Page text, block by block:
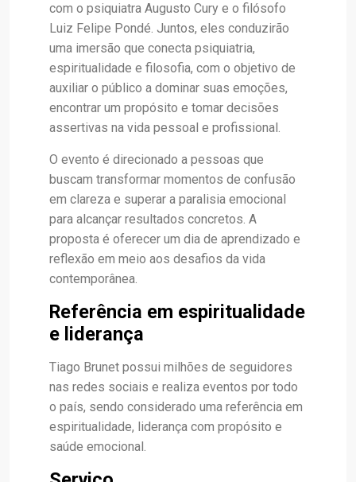
com o psiquiatra Augusto Cury e o filósofo
Luiz Felipe Pondé. Juntos, eles conduzirão
uma imersão que conecta psiquiatria,
espiritualidade e filosofia, com o objetivo de
auxiliar o público a dominar suas emoções,
encontrar um propósito e tomar decisões
assertivas na vida pessoal e profissional.
O evento é direcionado a pessoas que
buscam transformar momentos de confusão
em clareza e superar a paralisia emocional
para alcançar resultados concretos. A
proposta é oferecer um dia de aprendizado e
reflexão em meio aos desafios da vida
contemporânea.
Referência em espiritualidade
e liderança
Tiago Brunet possui milhões de seguidores
nas redes sociais e realiza eventos por todo
o país, sendo considerado uma referência em
espiritualidade, liderança com propósito e
saúde emocional.